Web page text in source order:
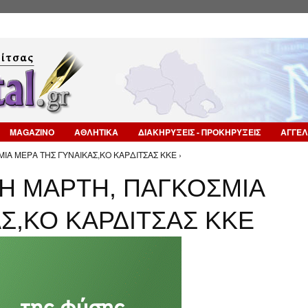
MAGAZINO ΑΘΛΗΤΙΚΑ ΔΙΑΚΗΡΥΞΕΙΣ - ΠΡΟΚΗΡΥΞΕΙΣ
ΜΕΡΑ ΤΗΣ ΓΥΝΑΙΚΑΣ,ΚΟ ΚΑΡΔΙΤΣΑΣ ΚΚΕ ›
ΜΑΡΤΗ, ΠΑΓΚΟΣΜΙΑ
ΚΑΡΔΙΤΣΑΣ ΚΚΕ